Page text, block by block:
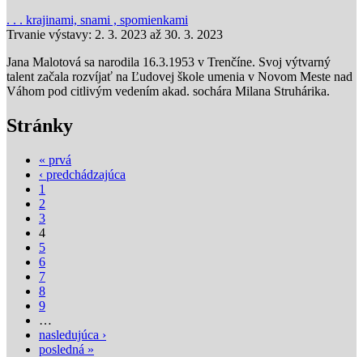
. . . krajinami, snami , spomienkami
Trvanie výstavy: 2. 3. 2023 až 30. 3. 2023
Jana Malotová sa narodila 16.3.1953 v Trenčíne. Svoj výtvarný
talent začala rozvíjať na Ľudovej škole umenia v Novom Meste nad
Váhom pod citlivým vedením akad. sochára Milana Struhárika.
Stránky
« prvá
‹ predchádzajúca
1
2
3
4
5
6
7
8
9
…
nasledujúca ›
posledná »